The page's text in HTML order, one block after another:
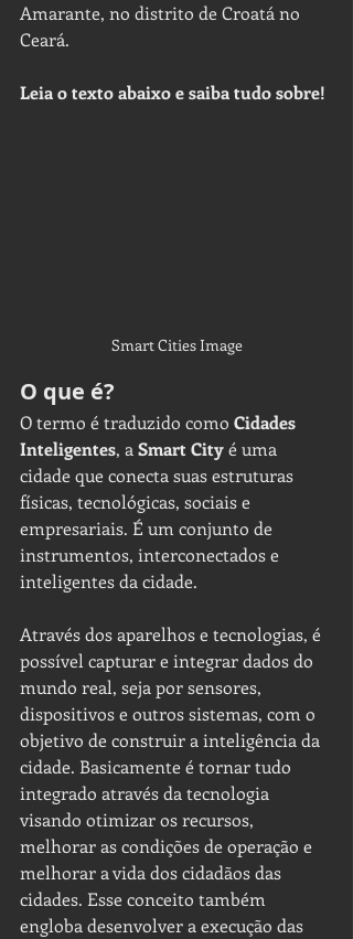
Amarante, no distrito de Croatá no
Ceará.
Leia o texto abaixo e saiba tudo sobre!
Smart Cities Image
O que é?
O termo é traduzido como Cidades
Inteligentes, a Smart City é uma
cidade que conecta suas estruturas
físicas, tecnológicas, sociais e
empresariais. É um conjunto de
instrumentos, interconectados e
inteligentes da cidade.
Através dos aparelhos e tecnologias, é
possível capturar e integrar dados do
mundo real, seja por sensores,
dispositivos e outros sistemas, com o
objetivo de construir a inteligência da
cidade. Basicamente é tornar tudo
integrado através da tecnologia
visando otimizar os recursos,
melhorar as condições de operação e
melhorar a vida dos cidadãos das
cidades. Esse conceito também
engloba desenvolver a execução das